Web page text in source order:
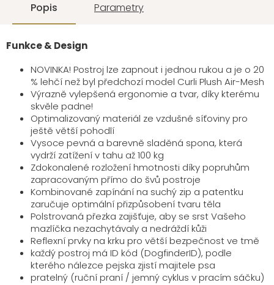
Popis Parametry
Funkce & Design
NOVINKA! Postroj lze zapnout i jednou rukou a je o 20
% lehčí než byl předchozí model Curli Plush Air-Mesh
Výrazně vylepšená ergonomie a tvar, díky kterému
skvěle padne!
Optimalizovaný materiál ze vzdušné síťoviny pro
ještě větší pohodlí
Vysoce pevná a barevně sladěná spona, která
vydrží zatížení v tahu až 100 kg
Zdokonalené rozložení hmotnosti díky popruhům
zapracovaným přímo do švů postroje
Kombinované zapínání na suchý zip a patentku
zaručuje optimální přizpůsobení tvaru těla
Polstrovaná přezka zajišťuje, aby se srst Vašeho
mazlíčka nezachytávaly a nedráždí kůži
Reflexní prvky na krku pro větší bezpečnost ve tmě
každý postroj má ID kód (DogfinderID), podle
kterého nálezce pejska zjistí majitele psa
pratelný (ruční praní / jemný cyklus v pracím sáčku)